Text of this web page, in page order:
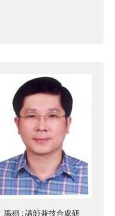
職稱 : 講師兼技合處研